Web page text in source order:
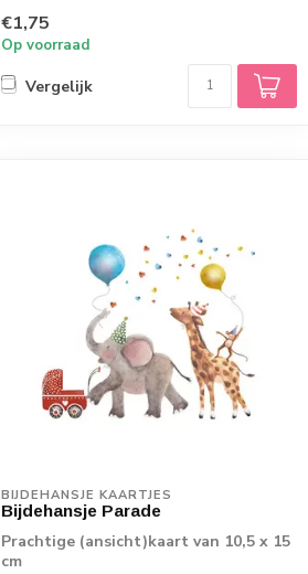
€1,75
Op voorraad
Vergelijk
BIJDEHANSJE KAARTJES
Bijdehansje Parade
Prachtige (ansicht)kaart van 10,5 x 15
cm